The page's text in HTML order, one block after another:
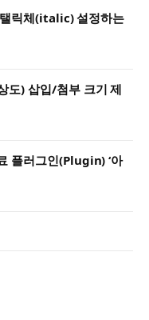
릭체(italic) 설정하는
도) 삽입/첨부 크기 제
플러그인(Plugin) ‘아